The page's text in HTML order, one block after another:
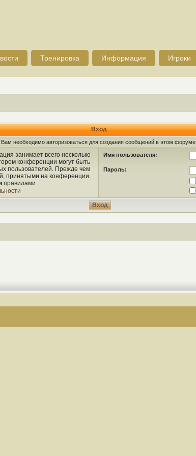
Тренировка Информация Игроки
Вход
Вам необходимо авторизоваться для создания сообщений в этом форуме.
занимает всего несколько
конференции могут быть
пользователей. Прежде чем
принятыми на конференции.
правилами.
Имя пользователя:
Пароль: